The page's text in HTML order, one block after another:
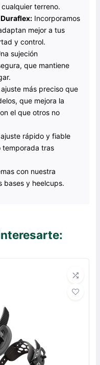
terreno.
Incorporamos
mejor a tus
y control.
sujeción
que mantiene
ajuste más preciso que
que mejora la
el que otros no
rápido y fiable
temporada tras
con nuestra
bases y heelcups.